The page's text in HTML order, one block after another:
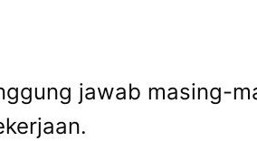
jawab masing-